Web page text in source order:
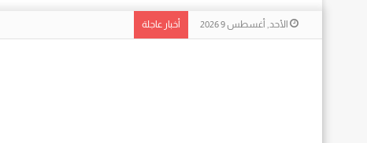
الأحد, أغسطس 9 2026 أخبار عاجلة